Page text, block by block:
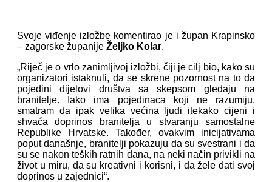
Svoje viđenje izložbe komentirao je i župan Krapinsko
– zagorske županije Željko Kolar.
„Riječ je o vrlo zanimljivoj izložbi, čiji je cilj bio, kako su
organizatori istaknuli, da se skrene pozornost na to da
pojedini dijelovi društva sa skepsom gledaju na
branitelje. Iako ima pojedinaca koji ne razumiju,
smatram da ipak velika većina ljudi itekako cijeni i
shvaća doprinos branitelja u stvaranju samostalne
Republike Hrvatske. Također, ovakvim inicijativama
poput današnje, branitelji pokazuju da su svestrani i da
su se nakon teških ratnih dana, na neki način privikli na
život u miru, da su kreativni i korisni, i da žele dati svoj
doprinos u zajednici“.